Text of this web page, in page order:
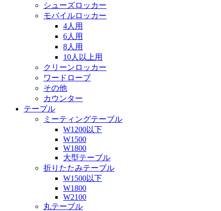
シューズロッカー
モバイルロッカー
4人用
6人用
8人用
10人以上用
クリーンロッカー
ワードローブ
その他
カウンター
テーブル
ミーティングテーブル
W1200以下
W1500
W1800
大型テーブル
折りたたみテーブル
W1500以下
W1800
W2100
丸テーブル